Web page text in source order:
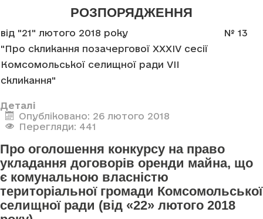
РОЗПОРЯДЖЕННЯ
від "21" лютого 2018 року
"Про скликання позачергової XXXIV сесії
Комсомольської селищної ради VII
скликання"
№ 13
Деталі
Опубліковано: 26 лютого 2018
Перегляди: 441
Про оголошення конкурсу на право
укладання договорів оренди майна, що
є комунальною власністю
територіальної громади Комсомольської
селищної ради (від «22» лютого 2018